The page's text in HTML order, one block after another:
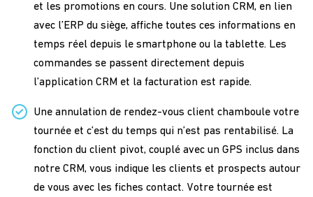
et les promotions en cours. Une solution CRM, en lien
avec l’ERP du siège, affiche toutes ces informations en
temps réel depuis le smartphone ou la tablette. Les
commandes se passent directement depuis
l’application CRM et la facturation est rapide.
Une annulation de rendez-vous client chamboule votre
tournée et c’est du temps qui n’est pas rentabilisé. La
fonction du client pivot, couplé avec un GPS inclus dans
notre CRM, vous indique les clients et prospects autour
de vous avec les fiches contact. Votre tournée est